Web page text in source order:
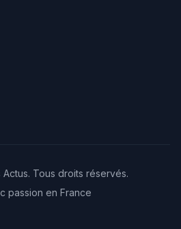
Tous droits réservés.
passion en France